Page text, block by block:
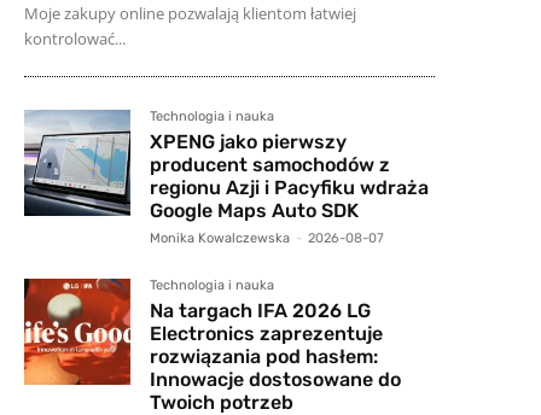
Moje zakupy online pozwalają klientom łatwiej
kontrolować...
Technologia i nauka
XPENG jako pierwszy
producent samochodów z
regionu Azji i Pacyfiku wdraża
Google Maps Auto SDK
Monika Kowalczewska - 2026-08-07
Technologia i nauka
Na targach IFA 2026 LG
Electronics zaprezentuje
rozwiązania pod hasłem:
Innowacje dostosowane do
Twoich potrzeb